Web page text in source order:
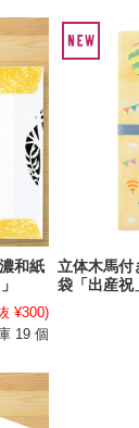
和紙
¥300)
19 個
立体木馬
袋「出産祝